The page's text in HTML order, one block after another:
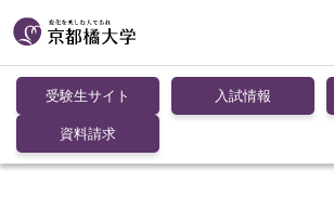
受験生サイト 入試情報
資料請求